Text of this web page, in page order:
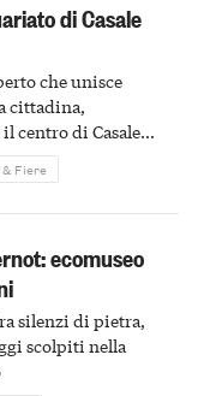
di Casale
che unisce
cittadina,
centro di Casale
e racconto
Fiere
ecomuseo
silenzi di pietra,
scolpiti nella